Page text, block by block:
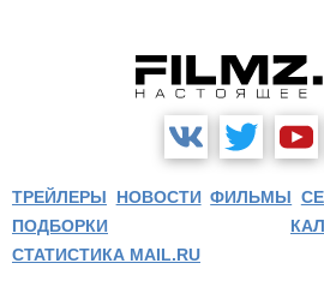
ТРЕЙЛЕРЫ НОВОСТИ ФИЛЬМЫ
ПОДБОРКИ
СТАТИСТИКА MAIL.RU